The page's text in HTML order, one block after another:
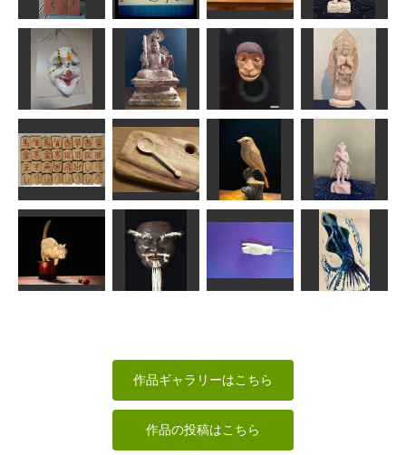
ちゅうさん MK sigesama 柊
刻字
香東
飛天
サジ けんさん
安底羅大将
みっちゃん
ピエロ
キボリン
不動明王坐像
エヌ
舅猿
武宝
不空羂索観音
像
rara
ごいた竹駒
アリモ
木のおおさじ
トミー MINI
真達羅大将
みっちゃん
黒式尉
ント）
作品ギャラリーはこちら
作品の投稿はこちら